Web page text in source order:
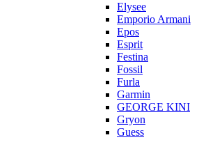
Elysee
Emporio Armani
Epos
Esprit
Festina
Fossil
Furla
Garmin
GEORGE KINI
Gryon
Guess